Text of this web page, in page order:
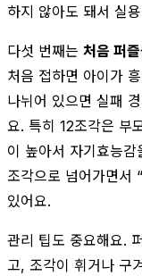
하지 않아도 돼서 실
다섯 번째는 처음 퍼
처음 접하면 아이가
나뉘어 있으면 실패
요. 특히 12조각은 부
이 높아서 자기효능
조각으로 넘어가면서
있어요.
관리 팁도 중요해요.
고, 조각이 휘거나 구